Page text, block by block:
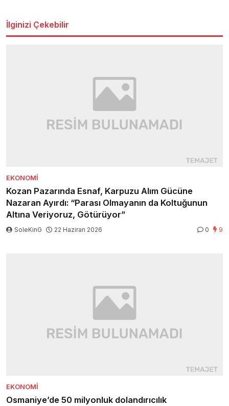
İlginizi Çekebilir
EKONOMI
Kozan Pazarında Esnaf, Karpuzu Alım Gücüne
Nazaran Ayırdı: “Parası Olmayanın da Koltuğunun
Altına Veriyoruz, Götürüyor”
SoleKinG 22 Haziran 2026 0 9
EKONOMI
Osmaniye’de 50 milyonluk dolandırıcılık